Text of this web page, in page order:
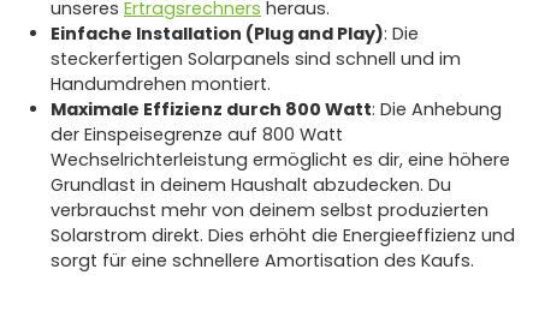
unseres Ertragsrechners heraus.
Einfache Installation (Plug and Play): Die
steckerfertigen Solarpanels sind schnell und im
Handumdrehen montiert.
Maximale Effizienz durch 800 Watt: Die Anhebung
der Einspeisegrenze auf 800 Watt
Wechselrichterleistung ermöglicht es dir, eine höhere
Grundlast in deinem Haushalt abzudecken. Du
verbrauchst mehr von deinem selbst produzierten
Solarstrom direkt. Dies erhöht die Energieeffizienz und
sorgt für eine schnellere Amortisation des Kaufs.